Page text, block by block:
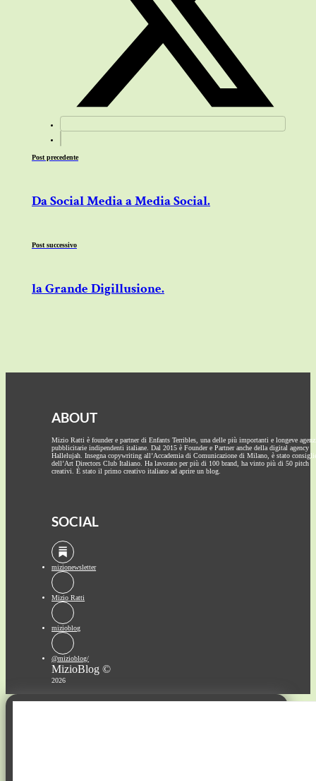
Post precedente
Da Social Media a Media Social.
Post successivo
la Grande Digillusione.
ABOUT
Mizio Ratti è founder e partner di Enfants Terribles, una delle più importanti e longeve
pubblicitarie indipendenti italiane. Dal 2015 è Founder e Partner anche della digital agency
Hallelujah. Insegna copywriting all’Accademia di Comunicazione di Milano, è stato
dell’Art Directors Club Italiano. Ha lavorato per più di 100 brand, ha vinto più di 50 pitch
creativi. È stato il primo creativo italiano ad aprire un blog.
SOCIAL
mizionewsletter
Mizio Ratti
mizioblog
@mizioblog/
MizioBlog ©
2026